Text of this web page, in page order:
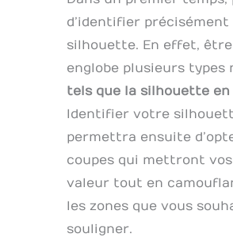
d’identifier
silhouette. En effet, être
englobe plusieurs types
tels que la silhouette en
Identifier votre
permettra ensuite
coupes qui mettront
valeur tout en
les zones que vous
souligner.